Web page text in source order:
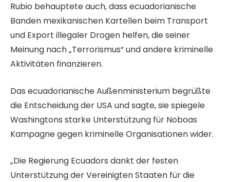
Rubio behauptete auch, dass ecuadorianische
Banden mexikanischen Kartellen beim Transport
und Export illegaler Drogen helfen, die seiner
Meinung nach „Terrorismus“ und andere kriminelle
Aktivitäten finanzieren.
Das ecuadorianische Außenministerium begrüßte
die Entscheidung der USA und sagte, sie spiegele
Washingtons starke Unterstützung für Noboas
Kampagne gegen kriminelle Organisationen wider.
„Die Regierung Ecuadors dankt der festen
Unterstützung der Vereinigten Staaten für die